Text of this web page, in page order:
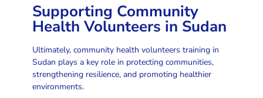
Supporting Community
Health Volunteers in Sudan
Ultimately, community health volunteers training in
Sudan plays a key role in protecting communities,
strengthening resilience, and promoting healthier
environments.